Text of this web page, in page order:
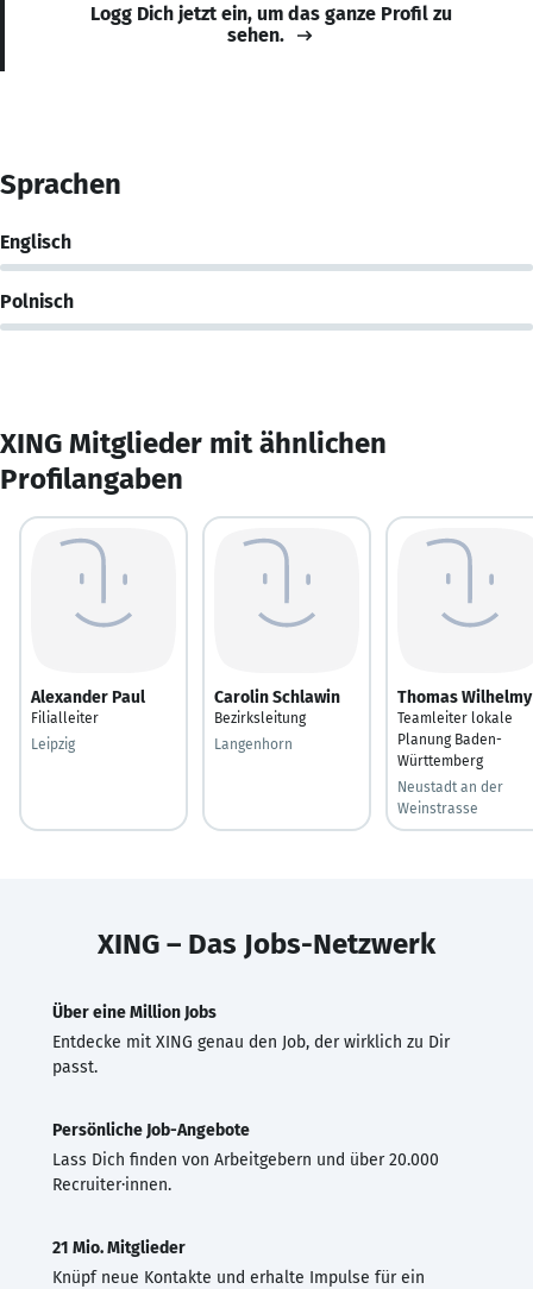
Logg Dich jetzt ein, um das ganze Profil zu
sehen.
Sprachen
Englisch
Polnisch
XING Mitglieder mit ähnlichen
Profilangaben
Alexander Paul
Filialleiter
Leipzig
Carolin Schlawin
Bezirksleitung
Langenhorn
Thomas Wilhelmy
Teamleiter lokale
Planung Baden-
Württemberg
Neustadt an der
Weinstrasse
XING – Das Jobs-Netzwerk
Über eine Million Jobs
Entdecke mit XING genau den Job, der wirklich zu Dir
passt.
Persönliche Job-Angebote
Lass Dich finden von Arbeitgebern und über 20.000
Recruiter·innen.
21 Mio. Mitglieder
Knüpf neue Kontakte und erhalte Impulse für ein